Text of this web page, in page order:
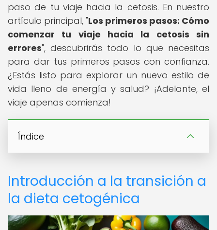
paso de tu viaje hacia la cetosis. En nuestro
artículo principal, "Los primeros pasos: Cómo
comenzar tu viaje hacia la cetosis sin
errores", descubrirás todo lo que necesitas
para dar tus primeros pasos con confianza.
¿Estás listo para explorar un nuevo estilo de
vida lleno de energía y salud? ¡Adelante, el
viaje apenas comienza!
Índice
Introducción a la transición a
la dieta cetogénica